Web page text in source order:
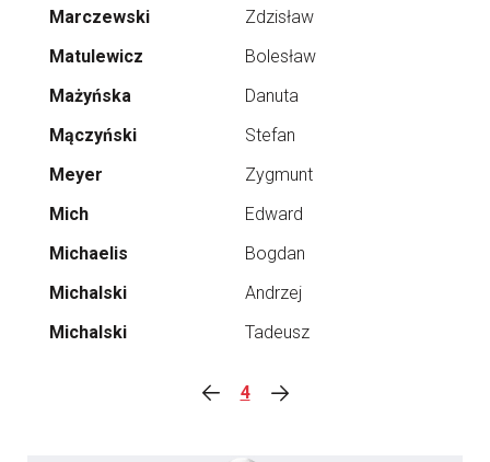
Marczewski
Zdzisław
Matulewicz
Bolesław
Mażyńska
Danuta
Mączyński
Stefan
Meyer
Zygmunt
Mich
Edward
Michaelis
Bogdan
Michalski
Andrzej
Michalski
Tadeusz
4